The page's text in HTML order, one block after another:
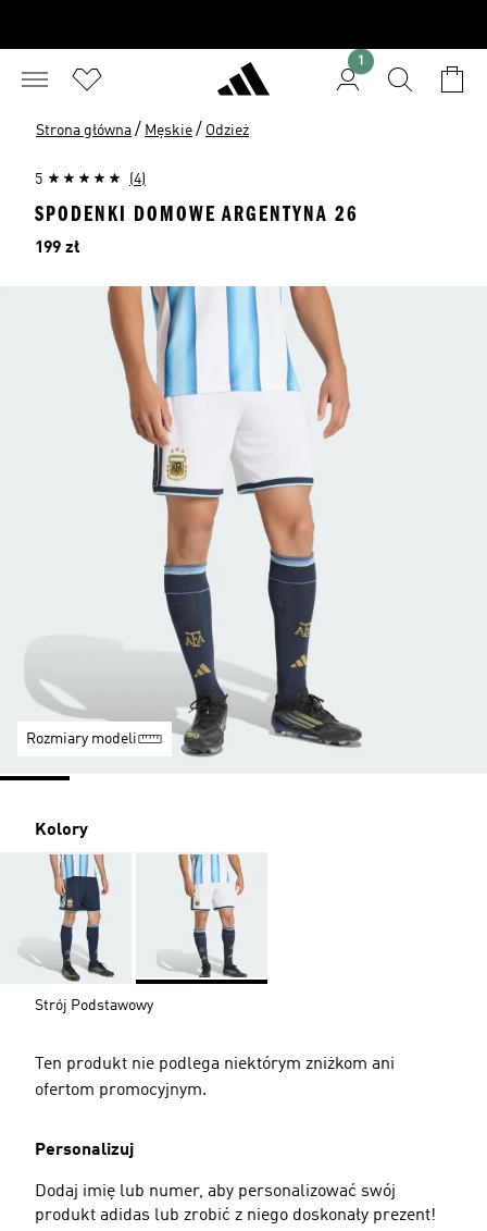
1
Strona główna / Męskie / Odzież
5 (4)
SPODENKI DOMOWE ARGENTYNA 26
Cena
199 zł
Rozmiary modeli
Kolory
Strój Podstawowy
Ten produkt nie podlega niektórym zniżkom ani
ofertom promocyjnym.
Personalizuj
Dodaj imię lub numer, aby personalizować swój
produkt adidas lub zrobić z niego doskonały prezent!